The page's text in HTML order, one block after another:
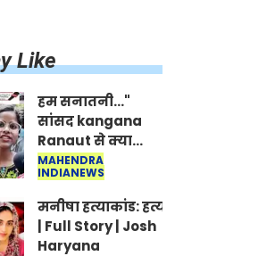
Like
हम सनातनी..."
सांसद kangana
Ranaut से क्या
बोली लड़की? Viral
Jantar-Mantar |
CJP protest
MAHENDRA
INDIANEWS
मनीषा हत्याकांड: हत्या, आत्महत्या या
| Full Story | Josh
Haryana